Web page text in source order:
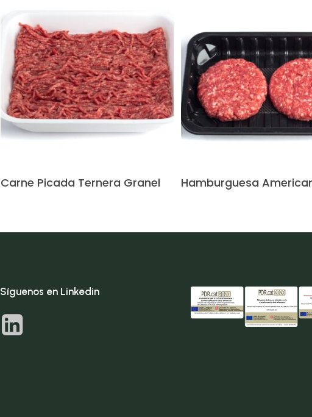
Carne Picada Ternera Granel Hamburguesa
Síguenos en Linkedin